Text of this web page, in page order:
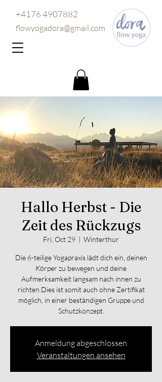
flowyogadora@gmail.com
+4176 4907882
Hallo Herbst - Die
Zeit des Rückzugs
Fri, Oct 29
  |
Winterthur
Die 6-teilige Yogapraxis lädt dich ein, deinen
Körper zu bewegen und deine
Aufmerksamkeit langsam nach innen zu
richten.Dies ist somit auch ohne Zertifikat
möglich, in einer beständigen Gruppe und
Anmeldung abgeschlossen
Veranstaltungen ansehen